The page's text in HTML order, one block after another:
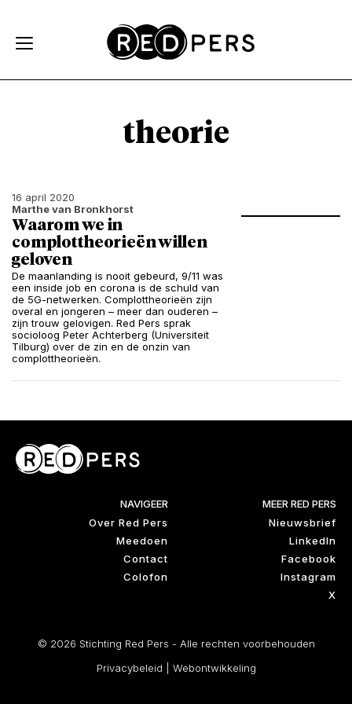
theorie
16 april 2020
Marthe van Bronkhorst
Waarom we in
complottheorieën willen
geloven
De maanlanding is nooit gebeurd, 9/11 was
een inside job en corona is de schuld van
de 5G-netwerken. Complottheorieën zijn
overal en jongeren – meer dan ouderen –
zijn trouw gelovigen. Red Pers sprak
socioloog Peter Achterberg (Universiteit
Tilburg) over de zin en de onzin van
complottheorieën.
NAVIGEER
Over Red Pers
Meedoen
Contact
Colofon
MEER RED PERS
Nieuwsbrief
LinkedIn
Facebook
Instagram
X
© 2026 Stichting Red Pers - Alle rechten voorbehouden
Privacybeleid
Webontwikkeling